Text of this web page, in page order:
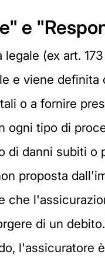
e
(ex art.
e viene
o a fornire
ogni tipo di
danni subiti o
proposta
che
di un
l'assicuratore